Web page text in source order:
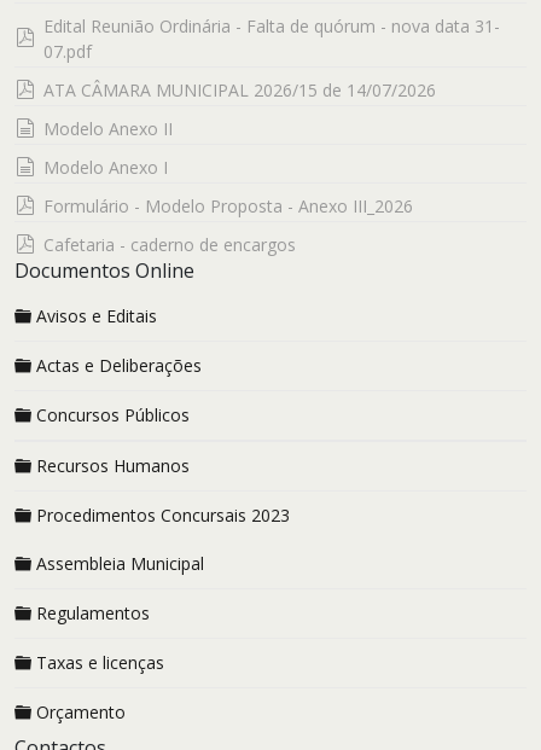
pdf
Edital Reunião Ordinária - Falta de quórum - nova data 31-
07.pdf
pdf
ATA CÂMARA MUNICIPAL 2026/15 de 14/07/2026
documento
Modelo Anexo II
documento
Modelo Anexo I
pdf
Formulário - Modelo Proposta - Anexo III_2026
pdf
Cafetaria - caderno de encargos
Documentos Online
Avisos e Editais
Actas e Deliberações
Concursos Públicos
Recursos Humanos
Procedimentos Concursais 2023
Assembleia Municipal
Regulamentos
Taxas e licenças
Orçamento